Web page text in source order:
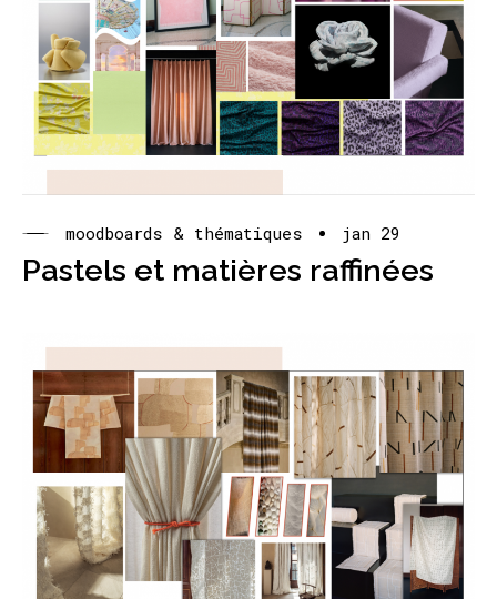
moodboards & thématiques jan 29
Pastels et matières raffinées